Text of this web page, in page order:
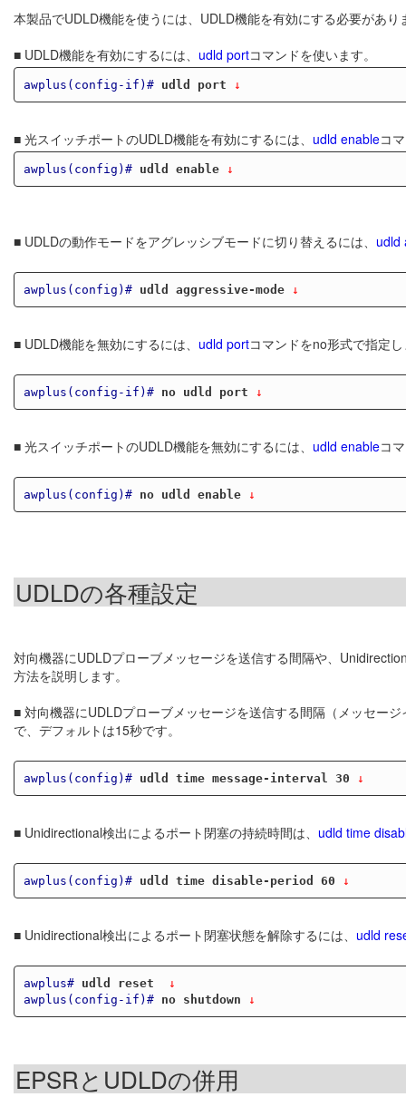
本製品でUDLD機能を使うには、UDLD機能を有効にする必要があり
■ UDLD機能を有効にするには、 udld portコマンドを使います。
awplus(config-if)# udld port ↓
■ 光スイッチポートのUDLD機能を有効にするには、 udld enableコ
awplus(config)# udld enable ↓
■ UDLDの動作モードをアグレッシブモードに切り替えるには、 udld
awplus(config)# udld aggressive-mode ↓
■ UDLD機能を無効にするには、 udld portコマンドをno形式で指定
awplus(config-if)# no udld port ↓
■ 光スイッチポートのUDLD機能を無効にするには、 udld enableコ
awplus(config)# no udld enable ↓
UDLDの各種設定
対向機器にUDLDプローブメッセージを送信する間隔や、
方法を説明します。
■ 対向機器にUDLDプローブメッセージを送信する間隔（メッセー
で、デフォルトは15秒です。
awplus(config)# udld time message-interval 30 ↓
■ Unidirectional検出によるポート閉塞の持続時間は、 udld time
awplus(config)# udld time disable-period 60 ↓
■ Unidirectional検出によるポート閉塞状態を解除するには、 udld
awplus# udld reset
↓
awplus(config-if)#
no shutdown ↓
EPSRとUDLDの併用